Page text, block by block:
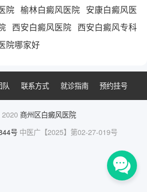
院 榆林白癜风医院 安康白癜风医
西安白癜风医院 西安白癜风专科
院哪家好
队 联系方式 就诊指南 预约挂号
商州区白癜风医院
号 中医广【2025】第02-27-019号